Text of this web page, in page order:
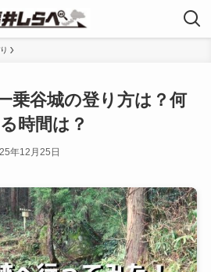
乗谷城の登り方は？何
時間は？
年12月25日